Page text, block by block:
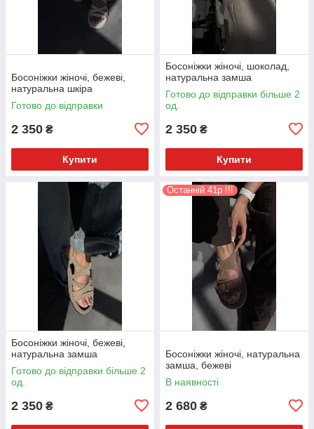
Босоніжки жіночі, бежеві,
натуральна шкіра
Готово до відправки
2 350 ₴
Купити
Босоніжки жіночі, шоколад,
натуральна замша
Готово до відправки більше 2
од.
2 350 ₴
Купити
Босоніжки жіночі, бежеві,
натуральна замша
Готово до відправки більше 2
од.
2 350 ₴
Останній 41р !!!
Босоніжки жіночі, натуральна
замша, бежеві
В наявності
2 680 ₴